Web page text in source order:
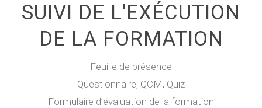
SUIVI DE L'EXÉCUTION
DE LA FORMATION
Feuille de présence
Questionnaire, QCM, Quiz
Formulaire d’évaluation de la formation